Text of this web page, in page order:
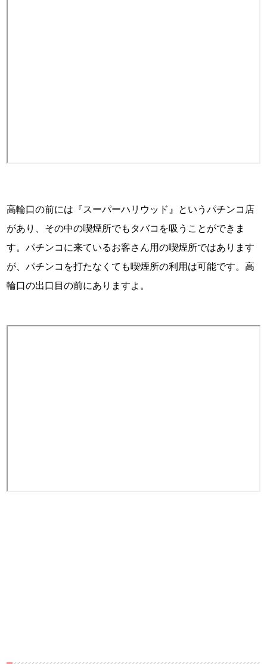
高輪口の前には『スーパーハリウッド』というパチンコ店
があり、その中の喫煙所でもタバコを吸うことができま
す。パチンコに来ているお客さん用の喫煙所ではあります
が、パチンコを打たなくても喫煙所の利用は可能です。高
輪口の出口目の前にありますよ。